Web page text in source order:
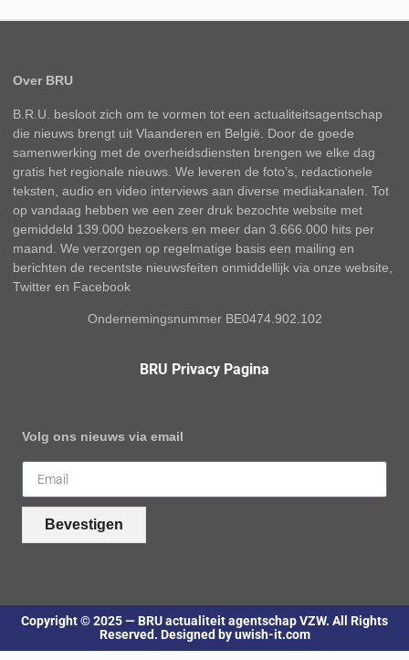
Over BRU
B.R.U. besloot zich om te vormen tot een actualiteitsagentschap
die nieuws brengt uit Vlaanderen en België. Door de goede
samenwerking met de overheidsdiensten brengen we elke dag
gratis het regionale nieuws. We leveren de foto’s, redactionele
teksten, audio en video interviews aan diverse mediakanalen. Tot
op vandaag hebben we een zeer druk bezochte website met
gemiddeld 139.000 bezoekers en meer dan 3.666.000 hits per
maand. We verzorgen op regelmatige basis een mailing en
berichten de recentste nieuwsfeiten onmiddellijk via onze website,
Twitter en Facebook
Ondernemingsnummer BE0474.902.102
BRU Privacy Pagina
Volg ons nieuws via email
Bevestigen
Copyright © 2025 — BRU actualiteit agentschap VZW. All Rights
Reserved. Designed by uwish-it.com